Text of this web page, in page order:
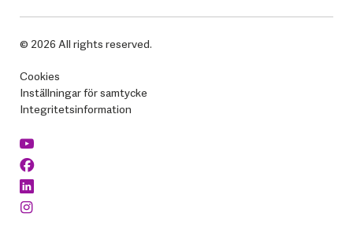
© 2026 All rights reserved.
Cookies
Inställningar för samtycke
Integritetsinformation